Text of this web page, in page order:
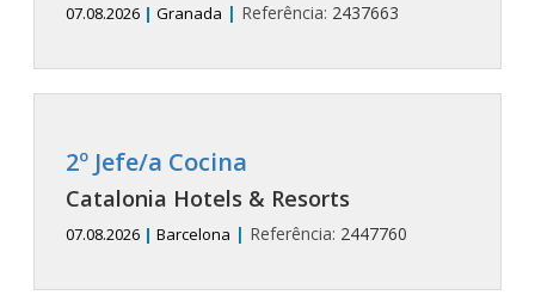
07.08.2026 | Granada | Referência: 2437663
2º Jefe/a Cocina
Catalonia Hotels & Resorts
07.08.2026 | Barcelona | Referência: 2447760